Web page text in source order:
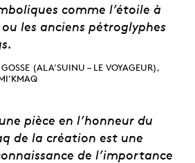
comme l’étoile à
les anciens pétroglyphes
(ALA’SUINU – LE VOYAGEUR),
Augustine,
pièce en l’honneur du
de la création est une
de l’importance